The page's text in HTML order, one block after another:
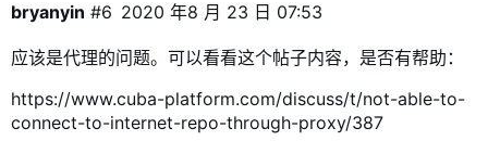
bryanyin 2020 年8 月 23 日 07:53
#6
应该是代理的问题。可以看看这个帖子内容，是否有帮助：
https://www.cuba-platform.com/discuss/t/not-able-to-
connect-to-internet-repo-through-proxy/387